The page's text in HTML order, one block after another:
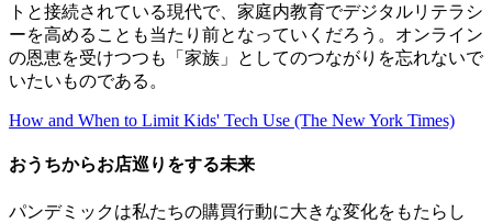
トと接続されている現代で、家庭内教育でデジタルリテラシ
ーを高めることも当たり前となっていくだろう。オンライン
の恩恵を受けつつも「家族」としてのつながりを忘れないで
いたいものである。
How and When to Limit Kids' Tech Use (The New York Times)
おうちからお店巡りをする未来
パンデミックは私たちの購買行動に大きな変化をもたらし